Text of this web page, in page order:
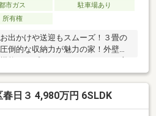
市ガス
駐車場あり
所有権
出かけや送迎もスムーズ！３畳の
倒的な収納力が魅力の家！外壁は
築時の設計図書あり
日３ 4,980万円 6SLDK